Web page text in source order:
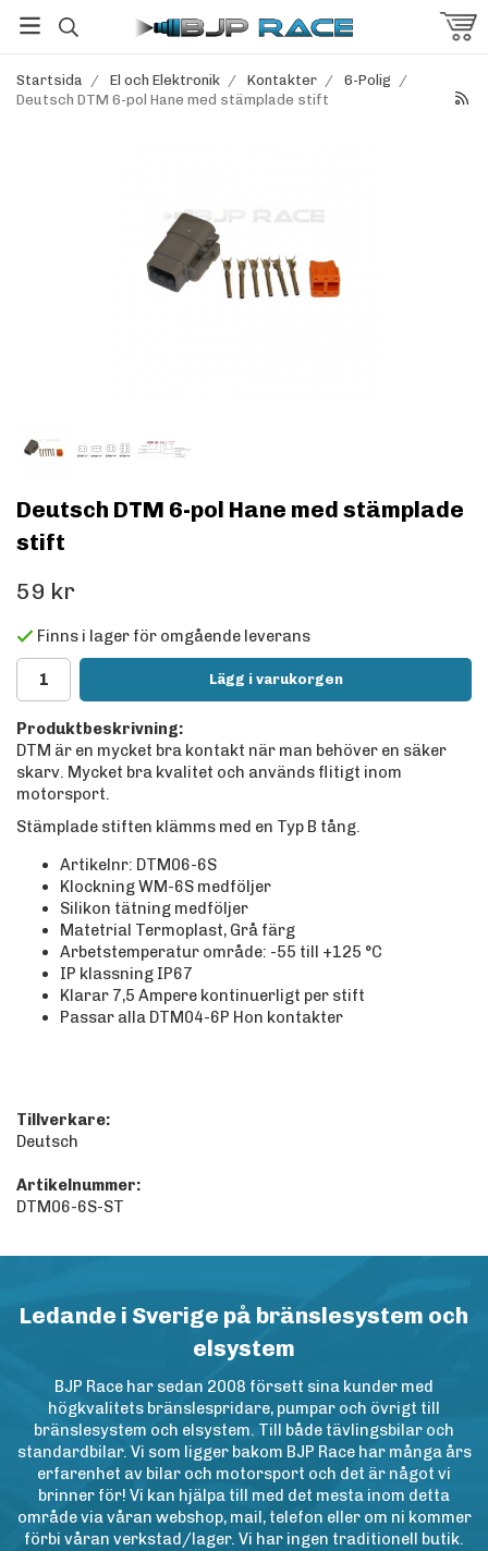
Startsida / El och Elektronik / Kontakter / 6-Polig /
Deutsch DTM 6-pol Hane med stämplade stift
Deutsch DTM 6-pol Hane med stämplade
stift
59 kr
Finns i lager för omgående leverans
Lägg i varukorgen
Produktbeskrivning:
DTM är en mycket bra kontakt när man behöver en säker
skarv. Mycket bra kvalitet och används flitigt inom
motorsport.
Stämplade stiften klämms med en Typ B tång.
Artikelnr: DTM06-6S
Klockning WM-6S medföljer
Silikon tätning medföljer
Matetrial Termoplast, Grå färg
Arbetstemperatur område: -55 till +125 °C
IP klassning IP67
Klarar 7,5 Ampere kontinuerligt per stift
Passar alla DTM04-6P Hon kontakter
Tillverkare:
Deutsch
Artikelnummer:
DTM06-6S-ST
Ledande i Sverige på bränslesystem och
elsystem
BJP Race har sedan 2008 försett sina kunder med
högkvalitets bränslespridare, pumpar och övrigt till
bränslesystem och elsystem. Till både tävlingsbilar och
standardbilar. Vi som ligger bakom BJP Race har många års
erfarenhet av bilar och motorsport och det är något vi
brinner för! Vi kan hjälpa till med det mesta inom detta
område via våran webshop, mail, telefon eller om ni kommer
förbi våran verkstad/lager. Vi har ingen traditionell butik.